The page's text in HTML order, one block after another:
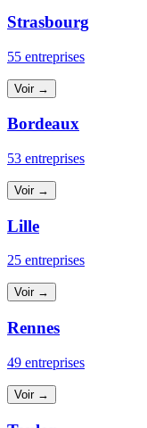
Strasbourg
55 entreprises
Voir →
Bordeaux
53 entreprises
Voir →
Lille
25 entreprises
Voir →
Rennes
49 entreprises
Voir →